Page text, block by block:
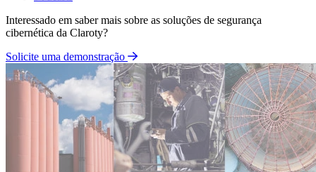
Interessado em saber mais sobre as soluções de segurança
cibernética da Claroty?
Solicite uma demonstração